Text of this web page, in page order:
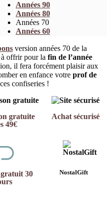
version années 70 de la
offrir pour la fin de l’année
il fera forcément plaisir aux
en enfance votre prof de
confiseries !
Années 90
Années 80
Années 70
Années 60
gratuite
49€
Achat sécurisé
30
NostalGift